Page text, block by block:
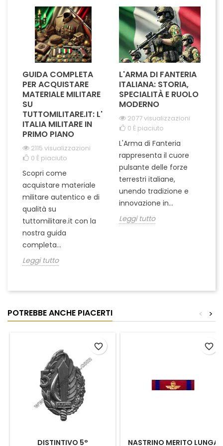
orgoglio su...
GUIDA COMPLETA
PER ACQUISTARE
MATERIALE MILITARE
SU
TUTTOMILITARE.IT: L'
ITALIA MILITARE IN
PRIMO PIANO
2115 visualizzazioni
0 È piaciuto
Scopri come
acquistare materiale
militare autentico e di
qualità su
tuttomilitare.it con la
nostra guida
completa...
Leggi tutto
L'ARMA DI FANTERIA
ITALIANA: STORIA,
SPECIALITÀ E RUOLO
MODERNO
2077 visualizzazioni
0 È piaciuto
L'Arma di Fanteria
rappresenta il cuore
pulsante delle forze
terrestri italiane,
unendo tradizione e
innovazione in...
Leggi tutto
POTREBBE ANCHE PIACERTI >
<
DISTINTIVO 5°
favorite_border
NASTRINO MERITO LUNGA
favorite_border